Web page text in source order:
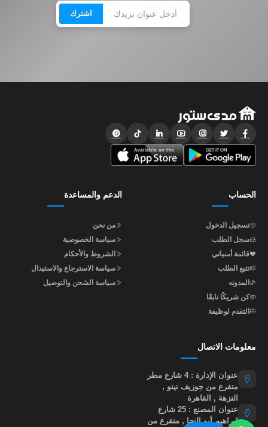
اشترك
الحساب
تسجيل الدخول
سجل الطلب
قائمة أمنياتي
تتبع الطلب
المدونه
كن شريكًا تابعًا
التقدم لوظيفة
الدعم والمساعدة
من نحن
سياسة الخصوصية
الشروط والأحكام
سياسة الاسترجاع والاستبدال
سياسة الشحن والتوصيل
معلومات الاتصال
عنوان الإدارة : 4 شارع مطر
متفرع من جوزيف تيتو ,
النزهة , القاهرة
عنوان المصنع : 25 شارع
إبراهيم أبو النجا , متفرع من